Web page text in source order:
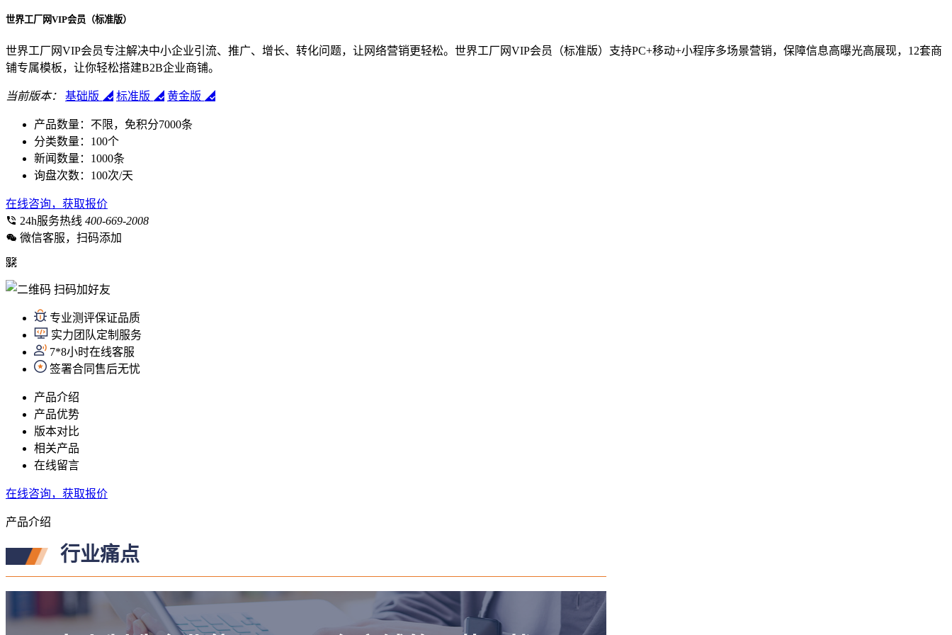
世界工厂网VIP会员（标准版）
世界工厂网VIP会员专注解决中小企业引流、推广、增长、转化问题，让网络营销更轻松。世界工厂网VIP会员（标准版）支持PC+移动+小程序多场景营销，保障信息高曝光高展现，12套商
铺专属模板，让你轻松搭建B2B企业商铺。
当前版本： 基础版 标准版 黄金版
产品数量： 不限，免积分7000条
分类数量： 100个
新闻数量： 1000条
询盘次数： 100次/天
在线咨询，获取报价
24h服务热线 400-669-2008
微信客服，扫码添加
扫码加好友
专业测评保证品质
实力团队定制服务
7*8小时在线客服
签署合同售后无忧
产品介绍
产品优势
版本对比
相关产品
在线留言
在线咨询，获取报价
产品介绍
行业痛点